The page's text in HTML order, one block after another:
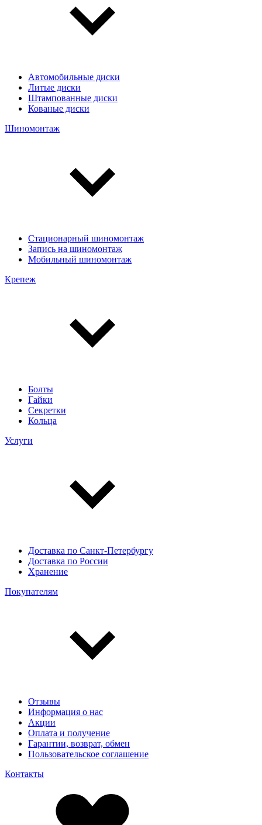
Автомобильные диски
Литые диски
Штампованные диски
Кованые диски
Шиномонтаж
Стационарный шиномонтаж
Запись на шиномонтаж
Мобильный шиномонтаж
Крепеж
Болты
Гайки
Секретки
Кольца
Услуги
Доставка по Санкт-Петербургу
Доставка по России
Хранение
Покупателям
Отзывы
Информация о нас
Акции
Оплата и получение
Гарантии, возврат, обмен
Пользовательское соглашение
Контакты